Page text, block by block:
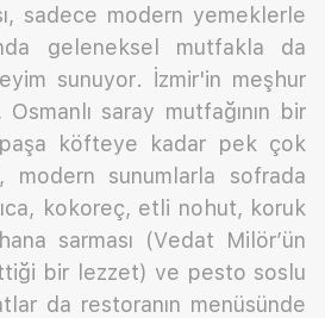
sadece modern yemeklerle
geleneksel mutfakla da
sunuyor. İzmir'in meşhur
saray mutfağının bir
köfteye kadar pek çok
modern sunumlarla sofrada
kokoreç, etli nohut, koruk
sarması (Vedat Milör’ün
bir lezzet) ve pesto soslu
da restoranın menüsünde